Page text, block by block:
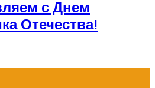
с Днем
Отечества!